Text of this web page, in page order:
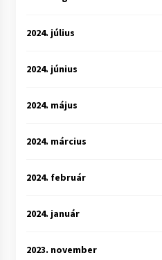
2024. július
2024. június
2024. május
2024. március
2024. február
2024. január
2023. november